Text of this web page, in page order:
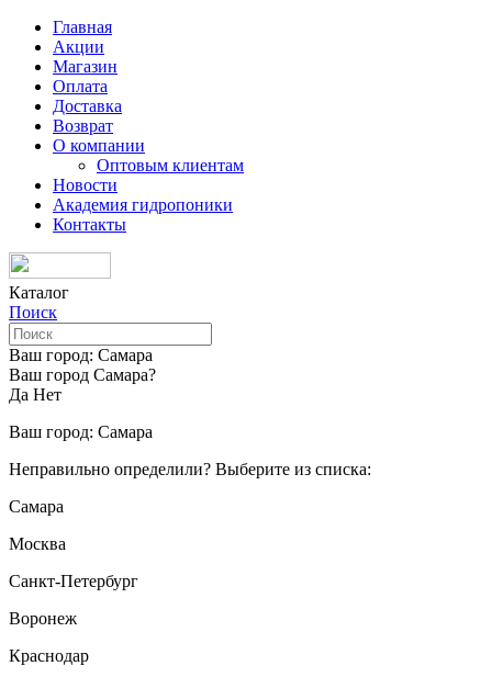
Главная
Акции
Магазин
Оплата
Доставка
Возврат
О компании
Оптовым клиентам
Новости
Академия гидропоники
Контакты
Каталог
Поиск
Ваш город: Самара
Ваш город Самара?
Да Нет
Ваш город: Самара
Неправильно определили? Выберите из списка:
Самара
Москва
Санкт-Петербург
Воронеж
Краснодар